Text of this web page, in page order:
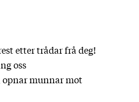
etter trådar frå deg!
oss
opnar munnar mot